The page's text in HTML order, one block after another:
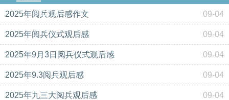
2025年阅兵观后感作文 09-04
2025年阅兵仪式观后感 09-04
2025年9月3日阅兵仪式观后感 09-04
2025年9.3阅兵观后感 09-04
2025年九三大阅兵观后感 09-04